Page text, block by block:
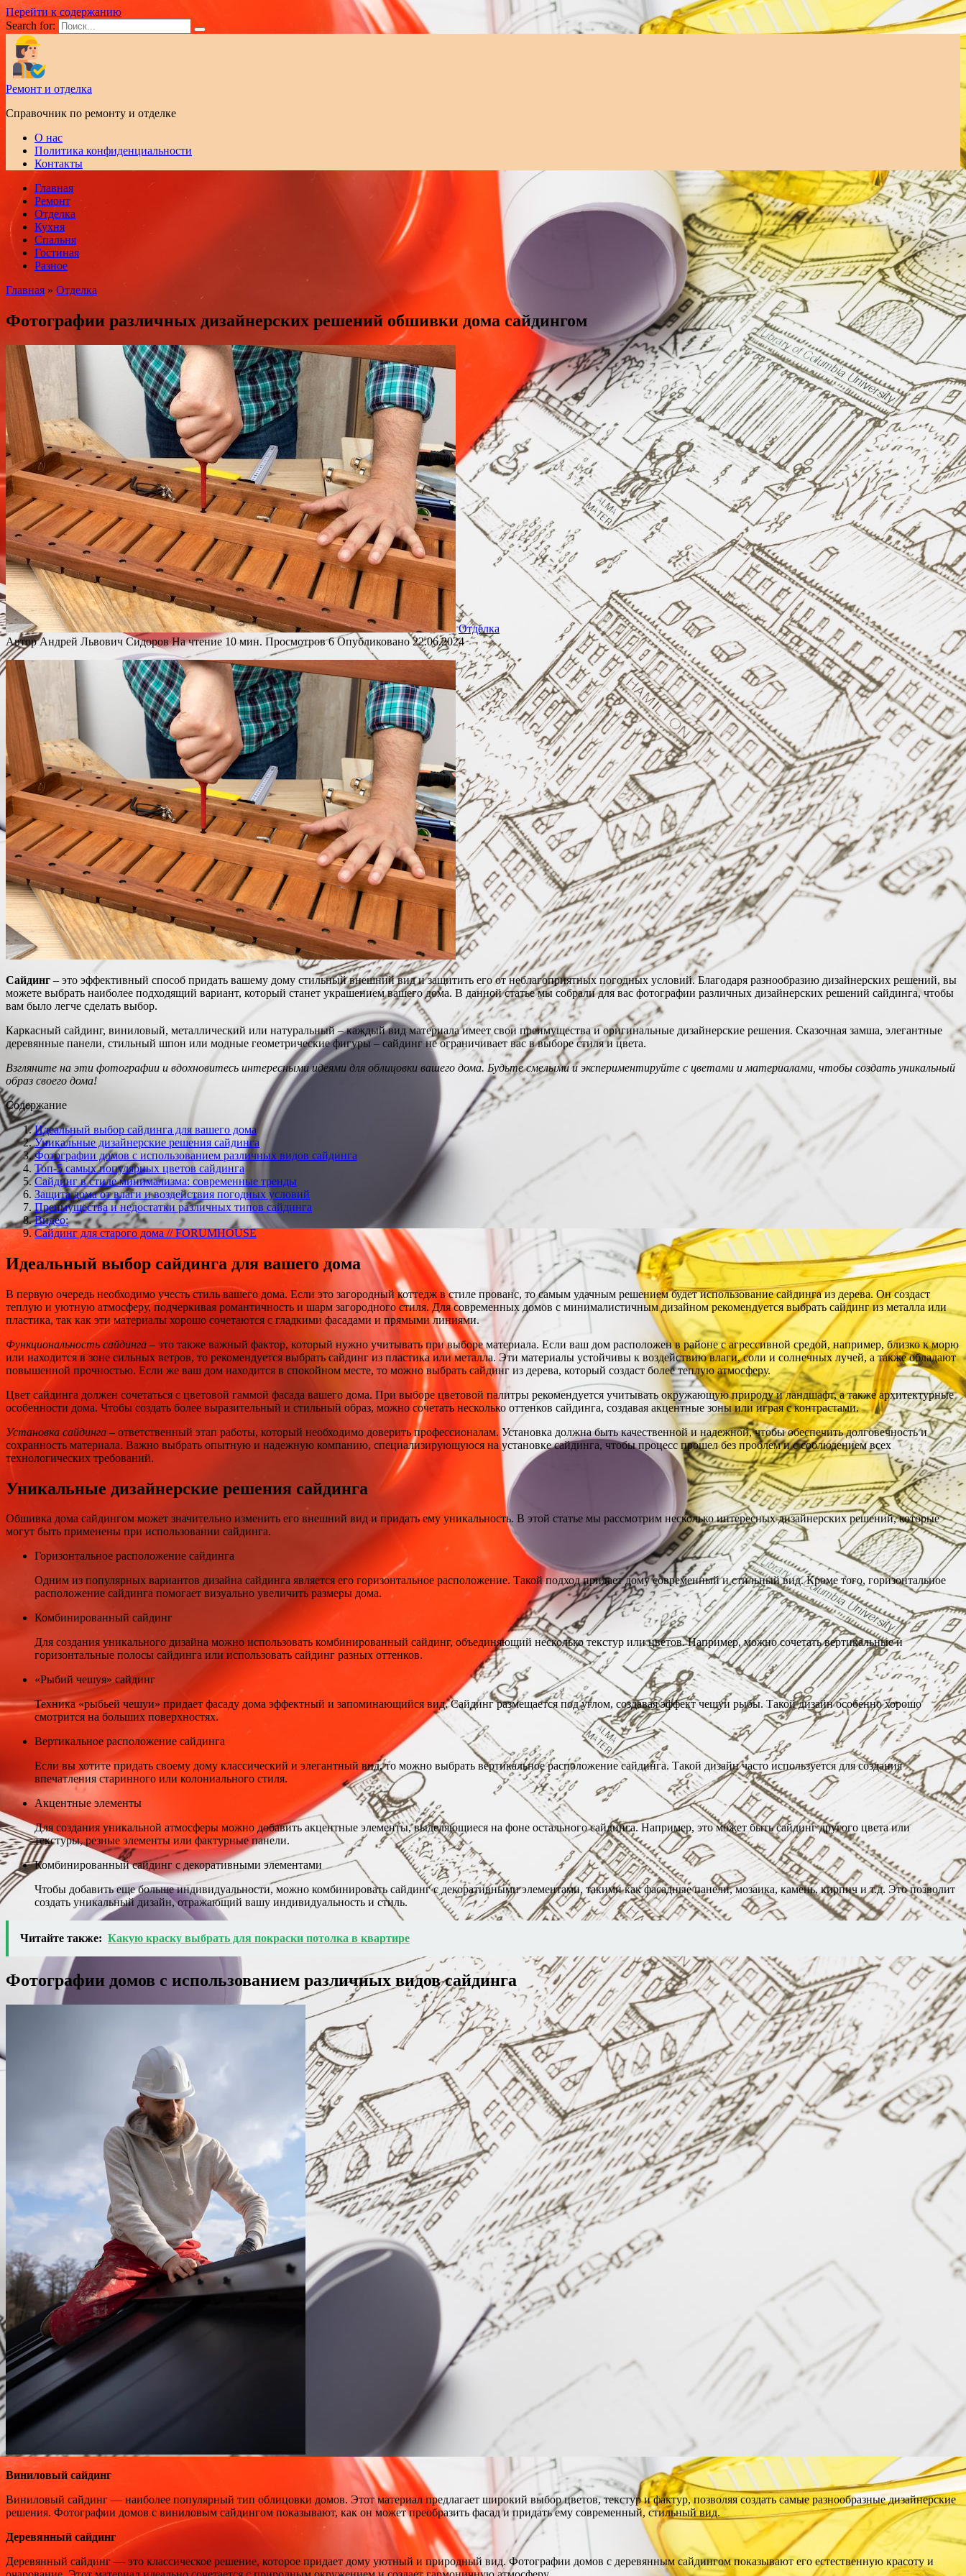
Перейти к содержанию
Search for:
Ремонт и отделка
Справочник по ремонту и отделке
О нас
Политика конфиденциальности
Контакты
Главная
Ремонт
Отделка
Кухня
Спальня
Гостиная
Разное
Главная » Отделка
Фотографии различных дизайнерских решений обшивки дома сайдингом
Отделка
АвторАндрей Львович Сидоров На чтение 10 мин. Просмотров 6 Опубликовано 22.06.2024
Сайдинг – это эффективный способ придать вашему дому стильный внешний вид и защитить его от неблагоприятных погодных условий. Благодаря разнообразию дизайнерских решений, вы
можете выбрать наиболее подходящий вариант, который станет украшением вашего дома. В данной статье мы собрали для вас фотографии различных дизайнерских решений сайдинга, чтобы
вам было легче сделать выбор.
Каркасный сайдинг, виниловый, металлический или натуральный – каждый вид материала имеет свои преимущества и оригинальные дизайнерские решения. Сказочная замша, элегантные
деревянные панели, стильный шпон или модные геометрические фигуры – сайдинг не ограничивает вас в выборе стиля и цвета.
Взгляните на эти фотографии и вдохновитесь интересными идеями для облицовки вашего дома. Будьте смелыми и экспериментируйте с цветами и материалами, чтобы создать уникальный
образ своего дома!
Содержание
Идеальный выбор сайдинга для вашего дома
Уникальные дизайнерские решения сайдинга
Фотографии домов с использованием различных видов сайдинга
Топ-5 самых популярных цветов сайдинга
Сайдинг в стиле минимализма: современные тренды
Защита дома от влаги и воздействия погодных условий
Преимущества и недостатки различных типов сайдинга
Видео:
Сайдинг для старого дома // FORUMHOUSE
Идеальный выбор сайдинга для вашего дома
В первую очередь необходимо учесть стиль вашего дома. Если это загородный коттедж в стиле прованс, то самым удачным решением будет использование сайдинга из дерева. Он создаст
теплую и уютную атмосферу, подчеркивая романтичность и шарм загородного стиля. Для современных домов с минималистичным дизайном рекомендуется выбрать сайдинг из металла или
пластика, так как эти материалы хорошо сочетаются с гладкими фасадами и прямыми линиями.
Функциональность сайдинга – это также важный фактор, который нужно учитывать при выборе материала. Если ваш дом расположен в районе с агрессивной средой, например, близко к морю
или находится в зоне сильных ветров, то рекомендуется выбрать сайдинг из пластика или металла. Эти материалы устойчивы к воздействию влаги, соли и солнечных лучей, а также обладают
повышенной прочностью. Если же ваш дом находится в спокойном месте, то можно выбрать сайдинг из дерева, который создаст более теплую атмосферу.
Цвет сайдинга должен сочетаться с цветовой гаммой фасада вашего дома. При выборе цветовой палитры рекомендуется учитывать окружающую природу и ландшафт, а также архитектурные
особенности дома. Чтобы создать более выразительный и стильный образ, можно сочетать несколько оттенков сайдинга, создавая акцентные зоны или играя с контрастами.
Установка сайдинга – ответственный этап работы, который необходимо доверить профессионалам. Установка должна быть качественной и надежной, чтобы обеспечить долговечность и
сохранность материала. Важно выбрать опытную и надежную компанию, специализирующуюся на установке сайдинга, чтобы процесс прошел без проблем и с соблюдением всех
технологических требований.
Уникальные дизайнерские решения сайдинга
Обшивка дома сайдингом может значительно изменить его внешний вид и придать ему уникальность. В этой статье мы рассмотрим несколько интересных дизайнерских решений, которые
могут быть применены при использовании сайдинга.
Горизонтальное расположение сайдинга
Одним из популярных вариантов дизайна сайдинга является его горизонтальное расположение. Такой подход придает дому современный и стильный вид. Кроме того, горизонтальное
расположение сайдинга помогает визуально увеличить размеры дома.
Комбинированный сайдинг
Для создания уникального дизайна можно использовать комбинированный сайдинг, объединяющий несколько текстур или цветов. Например, можно сочетать вертикальные и
горизонтальные полосы сайдинга или использовать сайдинг разных оттенков.
«Рыбий чешуя» сайдинг
Техника «рыбьей чешуи» придает фасаду дома эффектный и запоминающийся вид. Сайдинг размещается под углом, создавая эффект чешуи рыбы. Такой дизайн особенно хорошо
смотрится на больших поверхностях.
Вертикальное расположение сайдинга
Если вы хотите придать своему дому классический и элегантный вид, то можно выбрать вертикальное расположение сайдинга. Такой дизайн часто используется для создания
впечатления старинного или колониального стиля.
Акцентные элементы
Для создания уникальной атмосферы можно добавить акцентные элементы, выделяющиеся на фоне остального сайдинга. Например, это может быть сайдинг другого цвета или
текстуры, резные элементы или фактурные панели.
Комбинированный сайдинг с декоративными элементами
Чтобы добавить еще больше индивидуальности, можно комбинировать сайдинг с декоративными элементами, такими как фасадные панели, мозаика, камень, кирпич и т.д. Это позволит
создать уникальный дизайн, отражающий вашу индивидуальность и стиль.
Читайте также: Какую краску выбрать для покраски потолка в квартире
Фотографии домов с использованием различных видов сайдинга
Виниловый сайдинг
Виниловый сайдинг — наиболее популярный тип облицовки домов. Этот материал предлагает широкий выбор цветов, текстур и фактур, позволяя создать самые разнообразные дизайнерские
решения. Фотографии домов с виниловым сайдингом показывают, как он может преобразить фасад и придать ему современный, стильный вид.
Деревянный сайдинг
Деревянный сайдинг — это классическое решение, которое придает дому уютный и природный вид. Фотографии домов с деревянным сайдингом показывают его естественную красоту и